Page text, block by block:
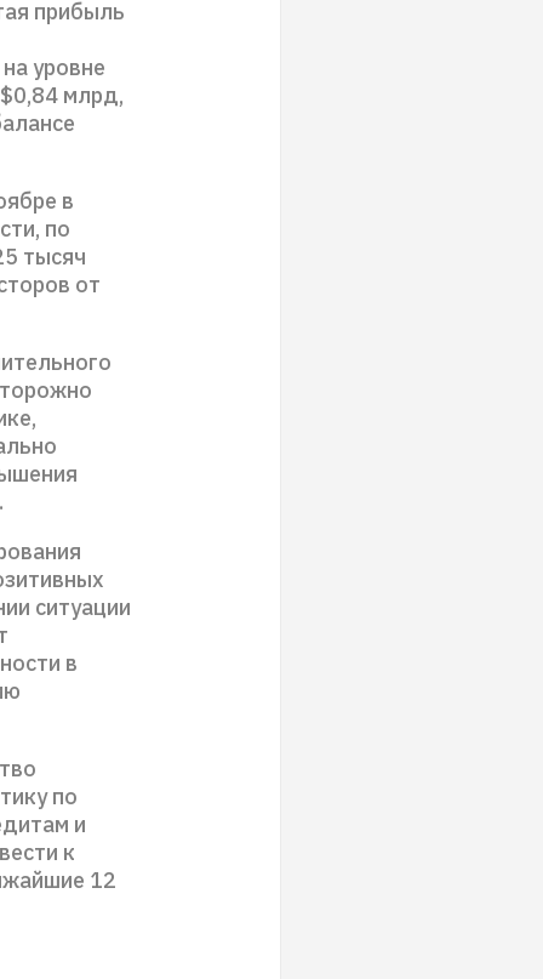
прибыль
уровне
млрд,
в
по
тысяч
от
ситуации
в
по
и
к
12